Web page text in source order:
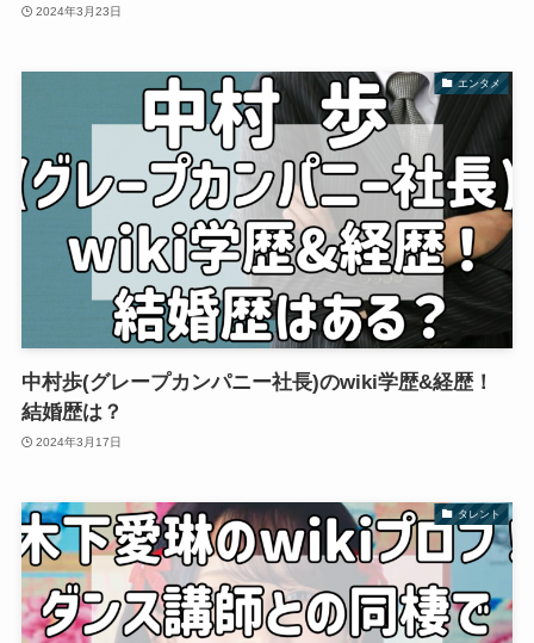
2024年3月23日
エンタメ
中村歩(グレープカンパニー社長)のwiki学歴&経歴！
結婚歴は？
2024年3月17日
タレント